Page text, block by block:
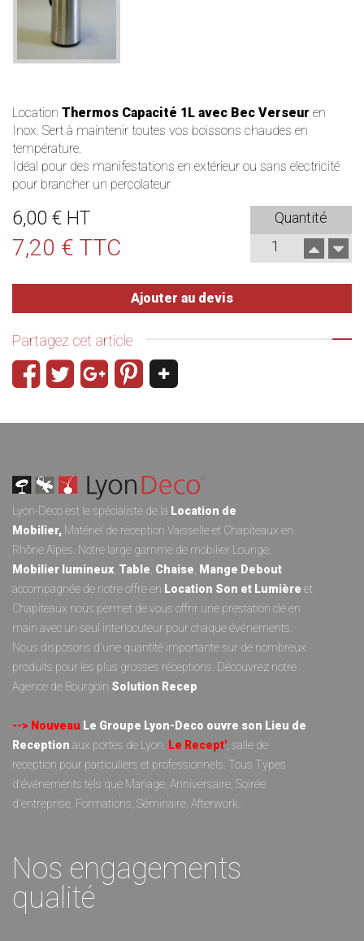
Location Thermos Capacité 1L avec Bec Verseur en
Inox. Sert à maintenir toutes vos boissons chaudes en
température.
Idéal pour des manifestations en extérieur ou sans electricité
pour brancher un percolateur
6,00 € HT
7,20 € TTC
Quantité
Ajouter au devis
Partagez cet article
Lyon-Deco est le spécialiste de la Location de
Mobilier, Matériel de réception Vaisselleet Chapiteaux en
Rhône Alpes. Notre large gamme de mobilier Lounge
Mobilier lumineux Table Chaise
Mange Debout
accompagnée de notre offre en Location Son et Lumière et
Chapiteaux nous permet de vous offrir une prestation clé en
main avec un seul interlocuteur pour chaque événements.
Nous disposons d'une quantité importante sur de nombreux
produits pour les plus grosses réceptions. Découvrez notre
Agence de Bourgoin Solution Recep
--> Nouveau Le Groupe Lyon-Deco ouvre son Lieu de
Reception aux portes de Lyon. Le Recept' , salle de
reception pour particuliers et professionnels. Tous Types
d'événements tels que Mariage, Anniversaire, Soirée
d'entreprise, Formations, Séminaire, Afterwork..
Nos engagements
qualité